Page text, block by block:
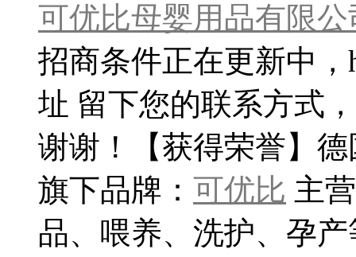
可优比母婴用品有限公
招商条件正在更新中
址 留下您的联系方式
谢谢！【获得荣誉】德
旗下品牌： 可优比 主
品、喂养、洗护、孕